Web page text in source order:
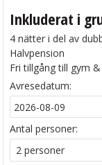
Inkluderat i
4 nätter i del av
Halvpension
Fri tillgång till gym
Avresedatum:
Antal personer: